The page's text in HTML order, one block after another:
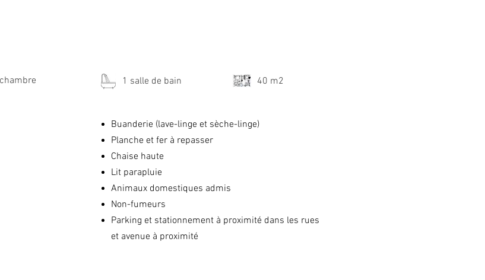
1 salle de bain 40 m2
Buanderie (lave-linge et sèche-linge)
Planche et fer à repasser
Chaise haute
Lit parapluie
Animaux domestiques admis
Non-fumeurs
Parking et stationnement à proximité dans les rues
et avenue à proximité